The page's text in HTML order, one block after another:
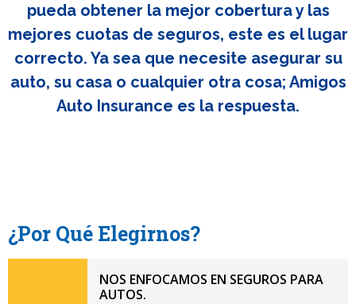
pueda obtener la mejor cobertura y las
mejores cuotas de seguros, este es el lugar
correcto. Ya sea que necesite asegurar su
auto, su casa o cualquier otra cosa; Amigos
Auto Insurance es la respuesta.
¿Por Qué Elegirnos?
NOS ENFOCAMOS EN SEGUROS PARA
AUTOS.